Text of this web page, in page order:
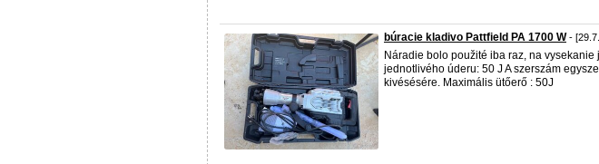
búracie kladivo Pattfield PA 1700 W-
Náradie bolo použité iba raz, na
jednotlivého úderu: 50 J A szerszám
kivésésére. Maximális ütőerő : 50J